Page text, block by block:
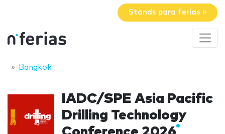
Stands para ferias »
Bangkok
IADC/SPE Asia Pacific
Drilling Technology